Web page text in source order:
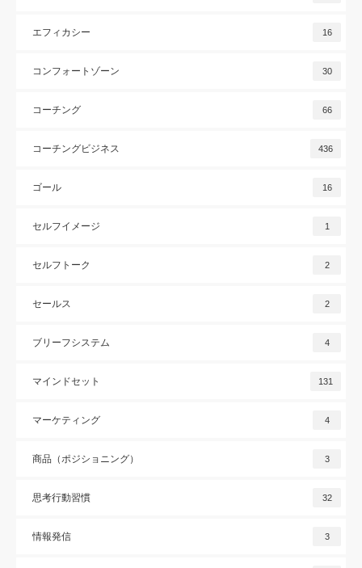
エフィカシー 16
コンフォートゾーン 30
コーチング 66
コーチングビジネス 436
ゴール 16
セルフイメージ 1
セルフトーク 2
セールス 2
ブリーフシステム 4
マインドセット 131
マーケティング 4
商品（ポジショニング） 3
思考行動習慣 32
情報発信 3